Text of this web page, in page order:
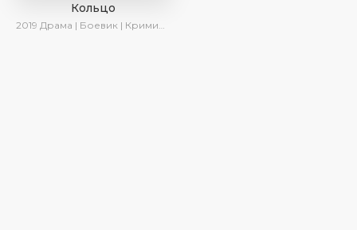
Кольцо
2019 Драма | Боевик | Криминал